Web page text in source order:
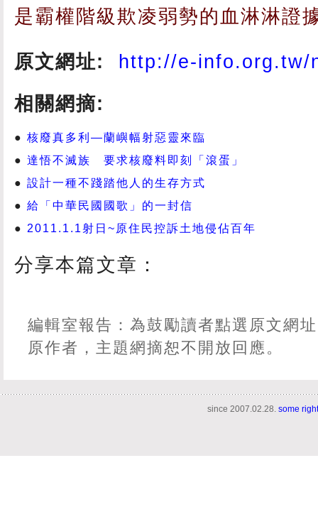
是霸權階級欺凌弱勢的血淋淋證
原文網址:
http://e-info.org.tw/
相關網摘:
核廢真多利—蘭嶼幅射惡靈來臨
達悟不滅族 要求核廢料即刻「滾蛋」
設計一種不踐踏他人的生存方式
給「中華民國國歌」的一封信
2011.1.1射日~原住民控訴土地侵佔百年
分享本篇文章：
編輯室報告：為鼓勵讀者點選原文網
原作者，主題網摘恕不開放回應。
since 2007.02.28. some